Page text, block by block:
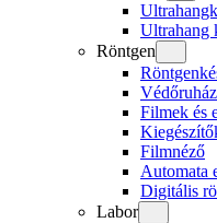
Ultrahang
Röntgen
Filmek és
Filmnéző
Automata
Digitális
Labor